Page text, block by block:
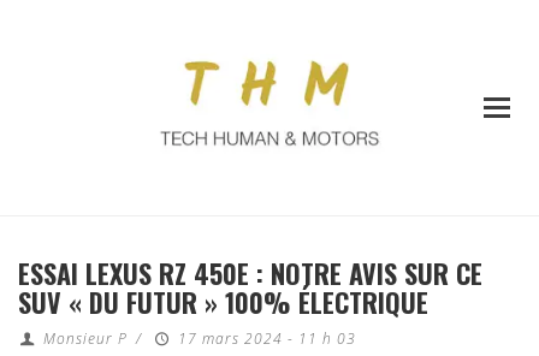
ESSAI LEXUS RZ 450E : NOTRE AVIS SUR CE
SUV « DU FUTUR » 100% ÉLECTRIQUE
Monsieur P / 17 mars 2024 - 11 h 03